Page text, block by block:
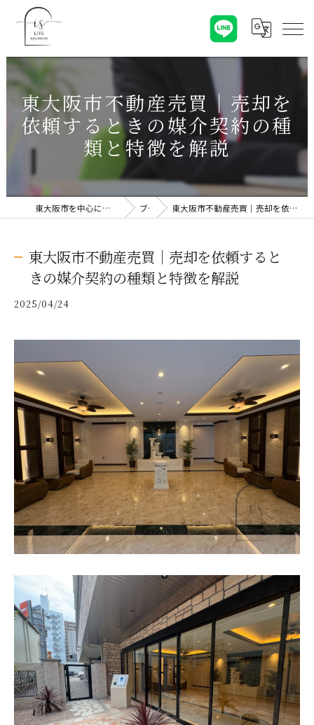
東大阪市不動産売買｜売却を
依頼するときの媒介契約の種
類と特徴を解説
東大阪市を中心に不動産売却なら株式会社Is Life ブログ 東大阪市不動産売買｜売却を依頼するときの媒介契約の種類と特徴を解説
東大阪市不動産売買｜売却を依頼すると
きの媒介契約の種類と特徴を解説
2025/04/24